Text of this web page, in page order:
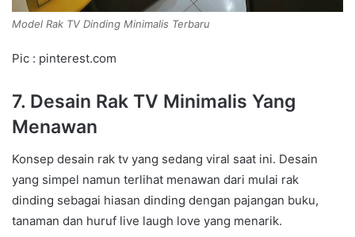
Model Rak TV Dinding Minimalis Terbaru
Pic : pinterest.com
7. Desain Rak TV Minimalis Yang
Menawan
Konsep desain rak tv yang sedang viral saat ini. Desain
yang simpel namun terlihat menawan dari mulai rak
dinding sebagai hiasan dinding dengan pajangan buku,
tanaman dan huruf live laugh love yang menarik.